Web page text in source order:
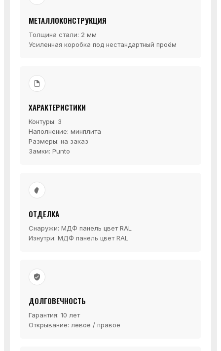
МЕТАЛЛОКОНСТРУКЦИЯ
Толщина стали: 2 мм
Усиленная коробка под нестандартный проём
ХАРАКТЕРИСТИКИ
Контуры: 3
Наполнение: минплита
Размеры: на заказ
Замки: Punto
ОТДЕЛКА
Снаружи: МДФ панель цвет RAL
Изнутри: МДФ панель цвет RAL
ДОЛГОВЕЧНОСТЬ
Гарантия: 10 лет
Открывание: левое / правое